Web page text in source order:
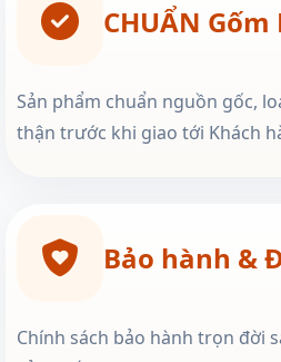
CHUẨN
Sản phẩm chuẩn nguồn gốc,
thận trước khi giao tới Khách
Bảo hành &
Chính sách bảo hành trọn đời